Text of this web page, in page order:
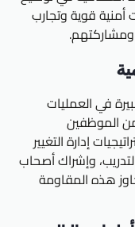
أمنية قوية وتجارب
ومشاركتهم.
في العمليات
الموظفين
إدارة التغيير
وإشراك أصحاب
هذه المقاومة